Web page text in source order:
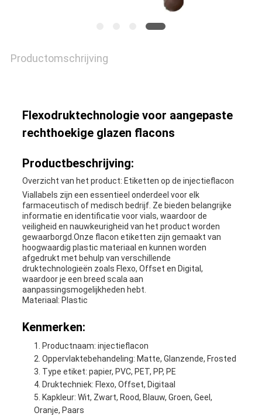
Productomschrijving
Flexodruktechnologie voor aangepaste
rechthoekige glazen flacons
Productbeschrijving:
Overzicht van het product: Etiketten op de injectieflacon
Viallabels zijn een essentieel onderdeel voor elk
farmaceutisch of medisch bedrijf. Ze bieden belangrijke
informatie en identificatie voor vials, waardoor de
veiligheid en nauwkeurigheid van het product worden
gewaarborgd.Onze flacon etiketten zijn gemaakt van
hoogwaardig plastic materiaal en kunnen worden
afgedrukt met behulp van verschillende
druktechnologieën zoals Flexo, Offset en Digital,
waardoor je een breed scala aan
aanpassingsmogelijkheden hebt.
Materiaal: Plastic
Kenmerken:
Productnaam: injectieflacon
Oppervlaktebehandeling: Matte, Glanzende, Frosted
Type etiket: papier, PVC, PET, PP, PE
Druktechniek: Flexo, Offset, Digitaal
Kapkleur: Wit, Zwart, Rood, Blauw, Groen, Geel,
Oranje, Paars